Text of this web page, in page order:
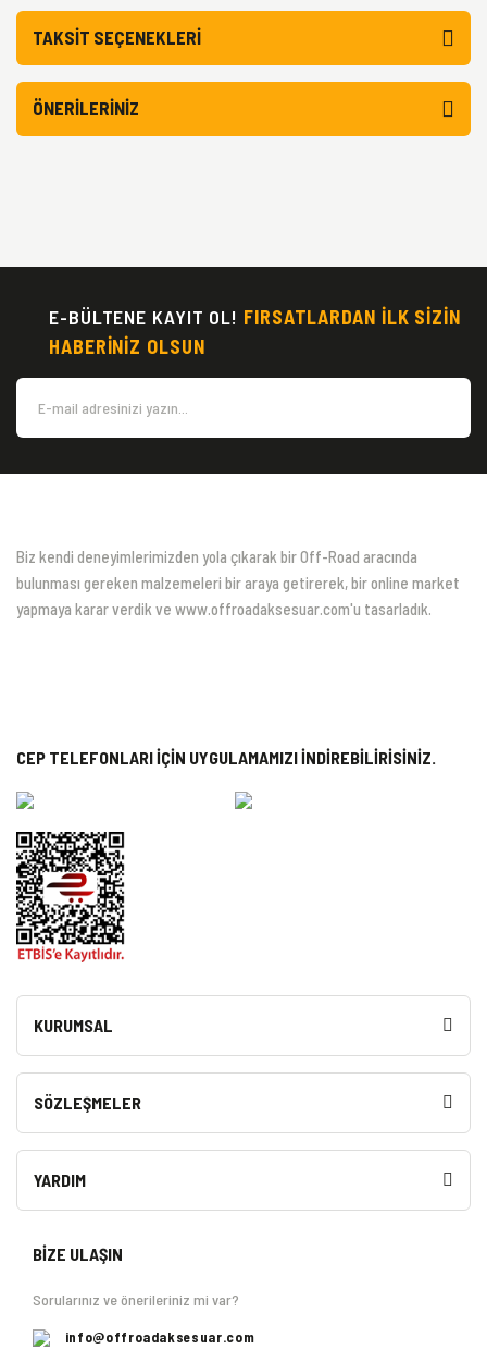
TAKSIT SEÇENEKLERI
ÖNERILERINIZ
E-BÜLTENE KAYIT OL! FIRSATLARDAN İLK SİZİN
HABERİNİZ OLSUN
Biz kendi deneyimlerimizden yola çıkarak bir Off-Road aracında
bulunması gereken malzemeleri bir araya getirerek, bir online market
yapmaya karar verdik ve www.offroadaksesuar.com'u tasarladık.
CEP TELEFONLARI İÇİN UYGULAMAMIZI İNDİREBİLİRİSİNİZ.
KURUMSAL
SÖZLEŞMELER
YARDIM
BİZE ULAŞIN
Sorularınız ve önerileriniz mi var?
info@offroadaksesuar.com